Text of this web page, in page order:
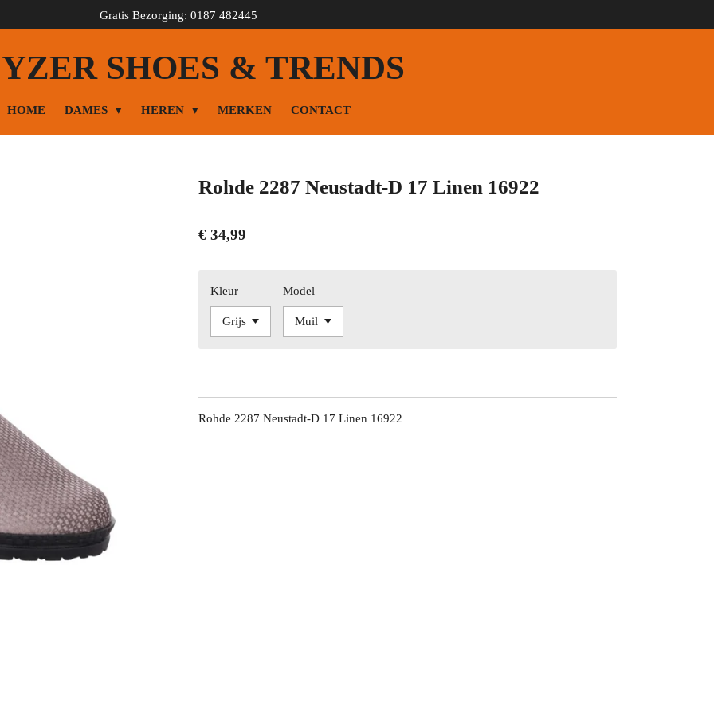
Gratis Bezorging: 0187 482445
SHOES & TRENDS
HOME DAMES HEREN MERKEN CONTACT
Rohde 2287 Neustadt-D 17 Linen 16922
€ 34,99
Kleur Model
Rohde 2287 Neustadt-D 17 Linen 16922